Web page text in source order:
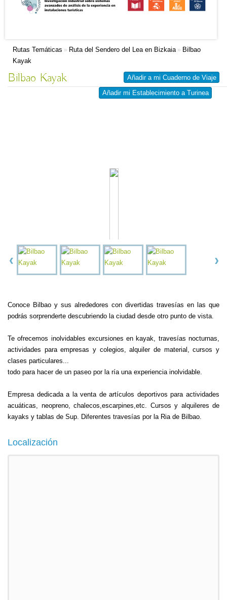
Rutas Temáticas » Ruta del Sendero del Lea en Bizkaia» Bilbao
Kayak
Añadir a mi Cuaderno de Viaje
Añadir mi Establecimiento a Turinea
Bilbao Kayak
Conoce Bilbao y sus alrededores con divertidas travesías en las que
podrás sorprenderte descubriendo la ciudad desde otro punto de vista.
Te ofrecemos inolvidables excursiones en kayak, travesías nocturnas,
actividades para empresas y colegios, alquiler de material, cursos y
clases particulares...
todo para hacer de un paseo por la ría una experiencia inolvidable.
Empresa dedicada a la venta de artículos deportivos para actividades
acuáticas, neopreno, chalecos,escarpines,etc. Cursos y alquileres de
kayaks y tablas de Sup. Diferentes travesías por la Ria de Bilbao.
Localización